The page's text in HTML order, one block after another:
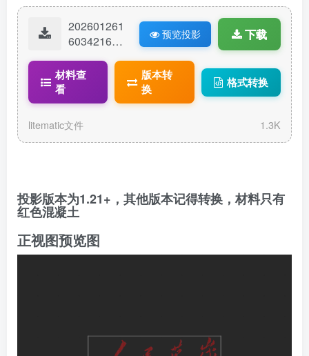
202601261
60342162-
ematic
预览投影 下载
材料查
看
版本转
换
格式转换
litematic文件 1.3K
投影版本为1.21+，其他版本记得转换，材料只有
红色混凝土
正视图预览图